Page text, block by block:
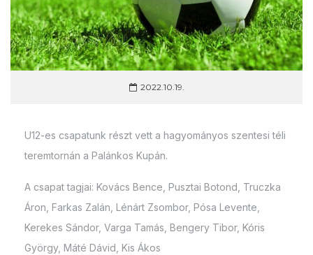
2022.10.19.
U12-es csapatunk részt vett a hagyományos szentesi téli
teremtornán a Palánkos Kupán.
A csapat tagjai: Kovács Bence, Pusztai Botond, Truczka
Áron, Farkas Zalán, Lénárt Zsombor, Pósa Levente,
Kerekes Sándor, Varga Tamás, Bengery Tibor, Kóris
György, Máté Dávid, Kis Ákos